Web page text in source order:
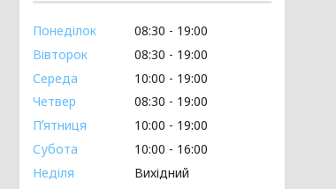
Понеділок 08:30
19:00
Вівторок
08:30
19:00
Середа
10:00
19:00
Четвер
08:30
19:00
Пʼятниця
10:00
19:00
Субота
10:00
16:00
Неділя
Вихідний